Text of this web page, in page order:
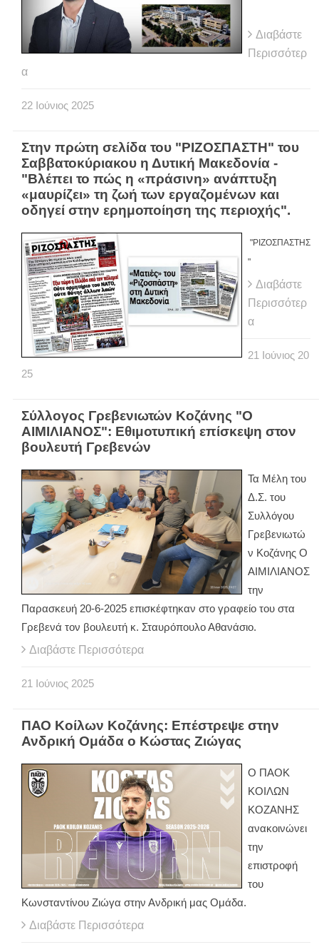
Διαβάστε
Περισσότερ
α
22 Ιούνιος 2025
Στην πρώτη σελίδα του "ΡΙΖΟΣΠΑΣΤΗ" του
Σαββατοκύριακου η Δυτική Μακεδονία -
"Βλέπει το πώς η «πράσινη» ανάπτυξη
«μαυρίζει» τη ζωή των εργαζομένων και
οδηγεί στην ερημοποίηση της περιοχής".
"ΡΙΖΟΣΠΑΣΤΗΣ
"
Διαβάστε
Περισσότερ
α
21 Ιούνιος 20
25
Σύλλογος Γρεβενιωτών Κοζάνης "Ο
ΑΙΜΙΛΙΑΝΟΣ": Εθιμοτυπική επίσκεψη στον
βουλευτή Γρεβενών
Τα Μέλη του
Δ.Σ. του
Συλλόγου
Γρεβενιωτώ
ν Κοζάνης Ο
ΑΙΜΙΛΙΑΝΟΣ
την
Παρασκευή 20-6-2025 επισκέφτηκαν στο γραφείο του στα
Γρεβενά τον βουλευτή κ. Σταυρόπουλο Αθανάσιο.
Διαβάστε Περισσότερα
21 Ιούνιος 2025
ΠΑΟ Κοίλων Κοζάνης: Επέστρεψε στην
Ανδρική Ομάδα ο Κώστας Ζιώγας
Ο ΠΑΟΚ
ΚΟΙΛΩΝ
ΚΟΖΑΝΗΣ
ανακοινώνει
την
επιστροφή
του
Κωνσταντίνου Ζιώγα στην Ανδρική μας Ομάδα.
Διαβάστε Περισσότερα